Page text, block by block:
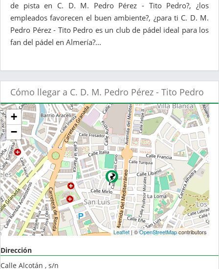
de pista en C. D. M. Pedro Pérez - Tito Pedro?, ¿los
empleados favorecen el buen ambiente?, ¿para ti C. D. M.
Pedro Pérez - Tito Pedro es un club de pádel ideal para los
fan del pádel en Almería?...
Cómo llegar a C. D. M. Pedro Pérez - Tito Pedro
+
−
Leaflet| ©OpenStreetMapcontributors
Dirección
Calle Alcotán , s/n